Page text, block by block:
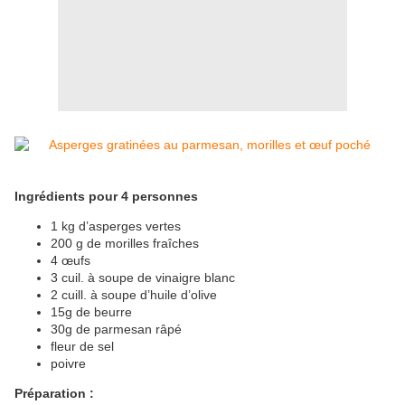
Ingrédients pour 4 personnes
1 kg d’asperges vertes
200 g de morilles fraîches
4 œufs
3 cuil. à soupe de vinaigre blanc
2 cuill. à soupe d’huile d’olive
15g de beurre
30g de parmesan râpé
fleur de sel
poivre
Préparation :